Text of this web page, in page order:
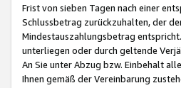
Frist von sieben Tagen nach einer
Schlussbetrag zurückzuhalten, der
Mindestauszahlungsbetrag
unterliegen oder durch geltende
An Sie unter Abzug bzw. Einbehalt
Ihnen gemäß der Vereinbarung